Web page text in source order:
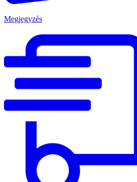
Megjegyzés